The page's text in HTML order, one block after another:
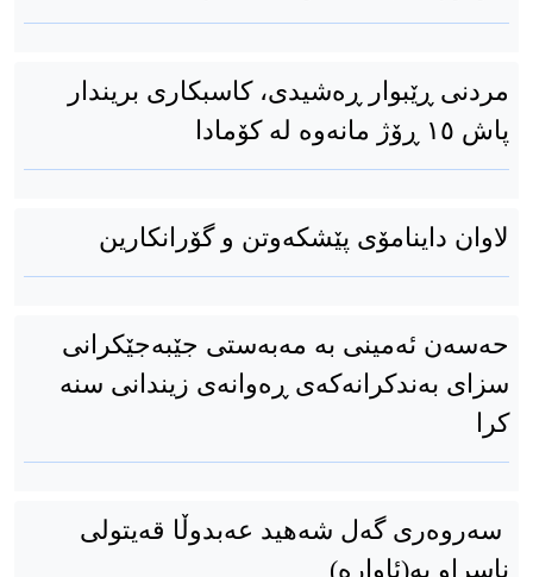
مردنی ڕێبوار ڕەشیدی، کاسبکاری بریندار
پاش ١٥ ڕۆژ مانەوە لە کۆمادا
لاوان داینامۆی پێشکەوتن و گۆرانکارین
حەسەن ئەمینی بە مەبەستی جێبەجێکرانی
سزای بەندکرانەکەی ڕەوانەی زیندانی سنە
کرا
سەروەری گەل شەهید عەبدوڵا قەیتولی
ناسراو بە(ئاوارە)